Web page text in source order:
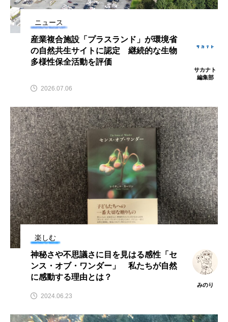
際に食べてみた
椎名まさ
2026.08.05
夏休みの自由研究にい
みのり
キーワードから探す
かんぱち
アイナメ アオウオ アオザメ
アオリイカ アカアジ アカカサゴ
アカクラゲ アカザ アカハタ
アカムツ アカメ アクアリウム
アサヒガニ アザアシ アシカ アジ
アッキガイ
アブラボテ アマガエル アマゴ
ニュース
産業複合施設「プラスランド」が環境省
の自然共生サイトに認定 継続的な生物
多様性保全活動を評価
サカナト
編集部
2026.07.06
楽しむ
神秘さや不思議さに目を見はる感性「セ
ンス・オブ・ワンダー」 私たちが自然
に感動する理由とは？
みのり
2024.06.23